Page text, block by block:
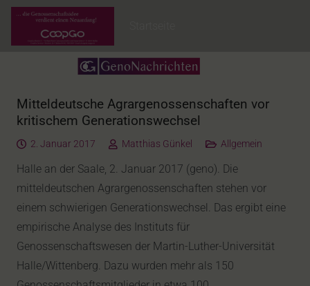
Mitteldeutsche Agrargenossenschaften vor
kritischem Generationswechsel
2. Januar 2017 Matthias Günkel Allgemein
Halle an der Saale, 2. Januar 2017 (geno). Die
mitteldeutschen Agrargenossenschaften stehen vor
einem schwierigen Generationswechsel. Das ergibt eine
empirische Analyse des Instituts für
Genossenschaftswesen der Martin-Luther-Universität
Halle/Wittenberg. Dazu wurden mehr als 150